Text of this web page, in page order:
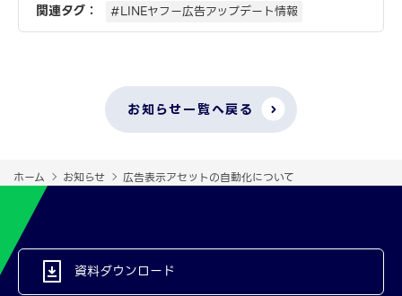
関連タグ： #LINEヤフー広告アップデート情報
お知らせ一覧へ戻る
ホーム お知らせ 広告表示アセットの自動化について
資料ダウンロード